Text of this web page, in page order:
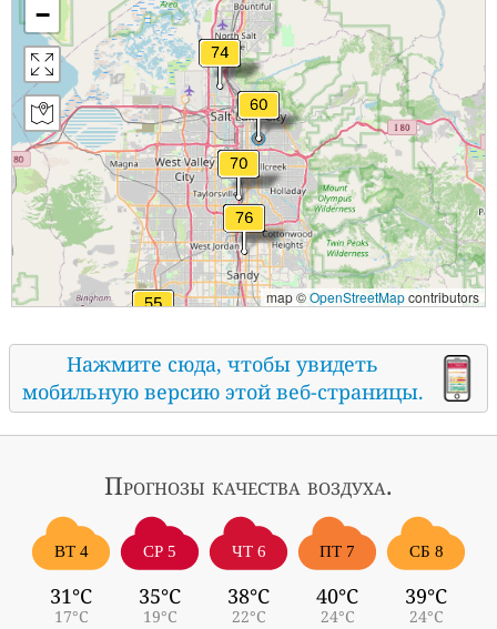
−
map ©OpenStreetMapcontributors
Нажмите сюда, чтобы увидеть
мобильную версию этой веб-страницы.
Прогнозы качества воздуха.
ВТ 4
31°C
17°C
СР 5
35°C
19°C
ЧТ 6
38°C
22°C
ПТ 7
40°C
24°C
СБ 8
39°C
24°C